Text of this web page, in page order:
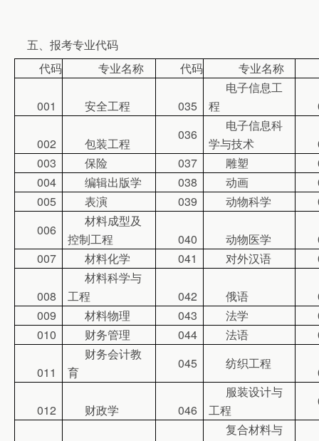
五、报考专业代码
代码
专业名称 代码 专业名称
001 安全工程 035
电子信息工
程
002 包装工程
036
电子信息科
学与技术
003
保险 037 雕塑
004
编辑出版学 038 动画
005
表演 039 动物科学
006
材料成型及
控制工程
040 动物医学
007
材料化学 041 对外汉语
008
材料科学与
工程
042 俄语
009
材料物理 043 法学
010
财务管理 044 法语
011
财务会计教
育
045 纺织工程
012 财政学 046
服装设计与
工程
复合材料与